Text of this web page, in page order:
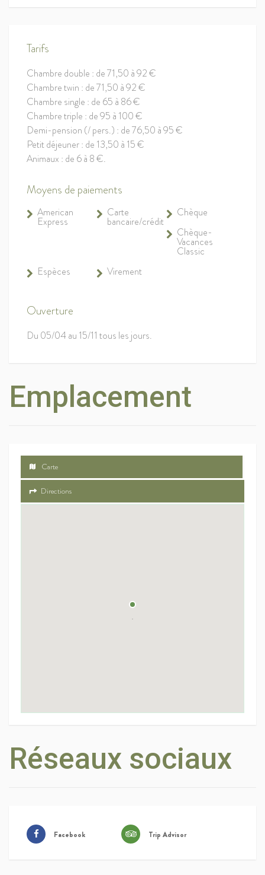
Tarifs
Chambre double : de 71,50 à 92 €
Chambre twin : de 71,50 à 92 €
Chambre single : de 65 à 86 €
Chambre triple : de 95 à 100 €
Demi-pension (/ pers.) : de 76,50 à 95 €
Petit déjeuner : de 13,50 à 15 €
Animaux : de 6 à 8 €.
Moyens de paiements
American
Express
Carte
bancaire/crédit
Chèque
Chèque-
Vacances
Classic
Espèces
Virement
Ouverture
Du 05/04 au 15/11 tous les jours.
Emplacement
Carte
Directions
Réseaux sociaux
Facebook Trip Advisor